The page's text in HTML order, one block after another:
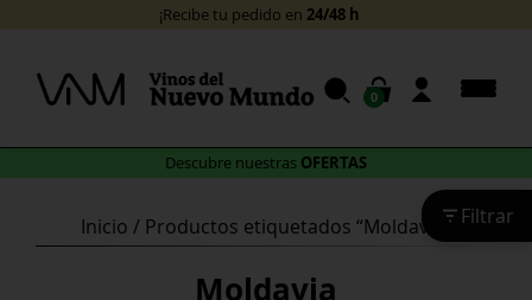
content
Descubre nuestras OFERTAS
¡Recibe tu pedido en24/48 horas
0
Inicio / Productos etiquetados “Moldavia”
Moldavia
Filtrar